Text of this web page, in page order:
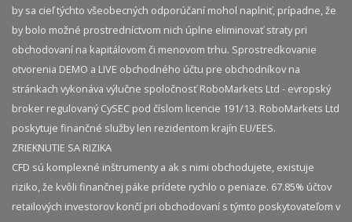
by sa cieľ týchto všeobecných odporúčaní mohol naplniť, prípadne, že
by bolo možné prostredníctvom nich úplne eliminovať straty pri
obchodovaní na kapitálovom či menovom trhu. Sprostredkovanie
otvorenia DEMO a LIVE obchodného účtu pre obchodníkov na
stránkach vykonáva výlučne spoločnosť RoboMarkets Ltd - evropský
broker regulovaný CySEC pod číslom licencie 191/13. RoboMarkets Ltd
poskytuje finančné služby len rezidentom krajín EU/EES.
ZRIEKNUTIE SA RIZIKA
CFD sú komplexné inštrumenty a ak s nimi obchodujete, existuje
riziko, že kvôli finančnej páke prídete rychlo o peniaze. 67.85% účtov
retailových investorov končí pri obchodovaní s týmto poskytovateľom v